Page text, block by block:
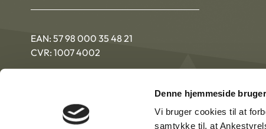
Denne hjemmeside
Vi bruger cookies til at
samtykke til, at
EAN: 57 98 000 35 48 21
CVR: 1007 4002